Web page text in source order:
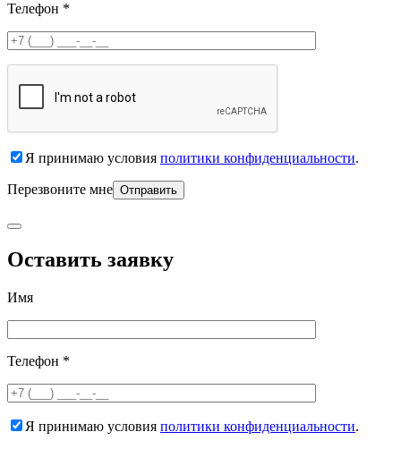
Телефон *
Я принимаю условия политики конфиденциальности.
Перезвоните мне
Оставить заявку
Имя
Телефон *
Я принимаю условия политики конфиденциальности.